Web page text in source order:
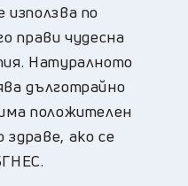
използва по
прави чудесна
Натуралното
дълготрайно
положителен
ако се